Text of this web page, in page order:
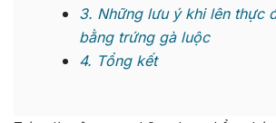
3 Những lưu ý khi lên thực
bằng trứng gà luộc
4
Tổng kết